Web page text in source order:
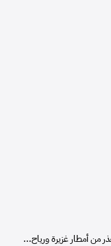
من أمطار غزيرة ورياح...